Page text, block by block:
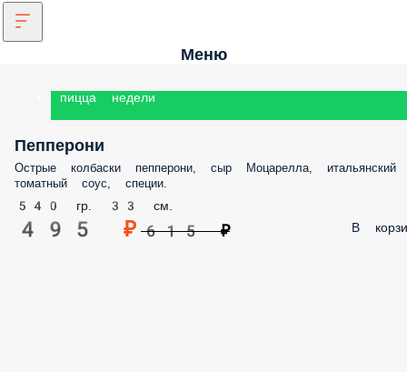
Меню
пицца недели
Пепперони
Острые колбаски пепперони, сыр Моцарелла, итальянский
томатный соус, специи.
540 гр. 33 см.
495 ₽ 615 ₽ В